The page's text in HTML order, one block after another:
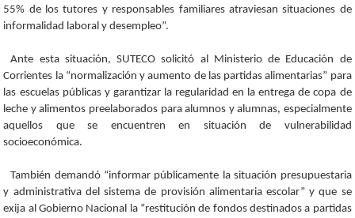
55% de los tutores y responsables familiares atraviesan situaciones de
informalidad laboral y desempleo”.
Ante esta situación, SUTECO solicitó al Ministerio de Educación de
Corrientes la “normalización y aumento de las partidas alimentarias” para
las escuelas públicas y garantizar la regularidad en la entrega de copa de
leche y alimentos preelaborados para alumnos y alumnas, especialmente
aquellos que se encuentren en situación de vulnerabilidad
socioeconómica.
También demandó “informar públicamente la situación presupuestaria
y administrativa del sistema de provisión alimentaria escolar” y que se
exija al Gobierno Nacional la “restitución de fondos destinados a partidas